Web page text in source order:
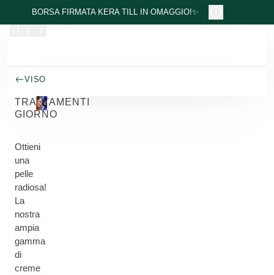
Passa al contenuto principale
BORSA FIRMATA KERA TILL IN OMAGGIO!✨
VISO
TRATTAMENTI
GIORNO
Ottieni
una
pelle
radiosa!
La
nostra
ampia
gamma
di
creme